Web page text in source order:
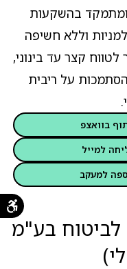
ומתמקד בהשקעות
וללא חשיפה
קצר עד בינוני,
על ריבית
בוואצפ
למייל
למעקב
לביטוח בע"מ